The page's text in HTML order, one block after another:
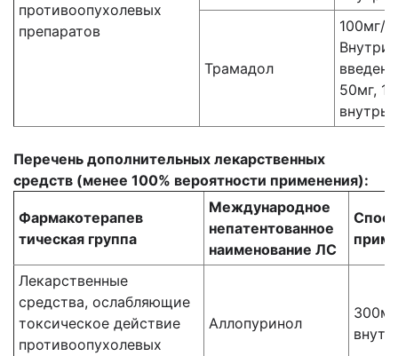
противоопухолевых
препаратов
Трамадол
100мг/
50мг,
внутрь
Перечень дополнительных лекарственных
средств (менее 100% вероятности применения):
Фармакотерапев
тическая группа
Международное
непатентованное
наименование ЛС
Лекарственные
средства, ослабляющие
токсическое действие
противоопухолевых
Аллопуринол